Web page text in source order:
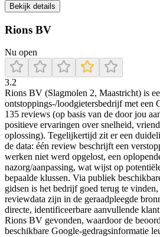
Bekijk details
Rions BV
Nu open
3.2
Rions BV (Slagmolen 2, Maastricht) is
ontstoppings-/loodgietersbedrijf met een
135 reviews (op basis van de door jou
positieve ervaringen over snelheid,
oplossing). Tegelijkertijd zit er een
de data: één review beschrijft een
werken niet werd opgelost, een
nazorg/aanpassing, wat wijst op
bepaalde klussen. Via publiek
gidsen is het bedrijf goed terug te
reviewdata zijn in de geraadpleegde
directe, identificeerbare aanvullende
Rions BV gevonden, waardoor de
beschikbare Google-gedragsinformatie